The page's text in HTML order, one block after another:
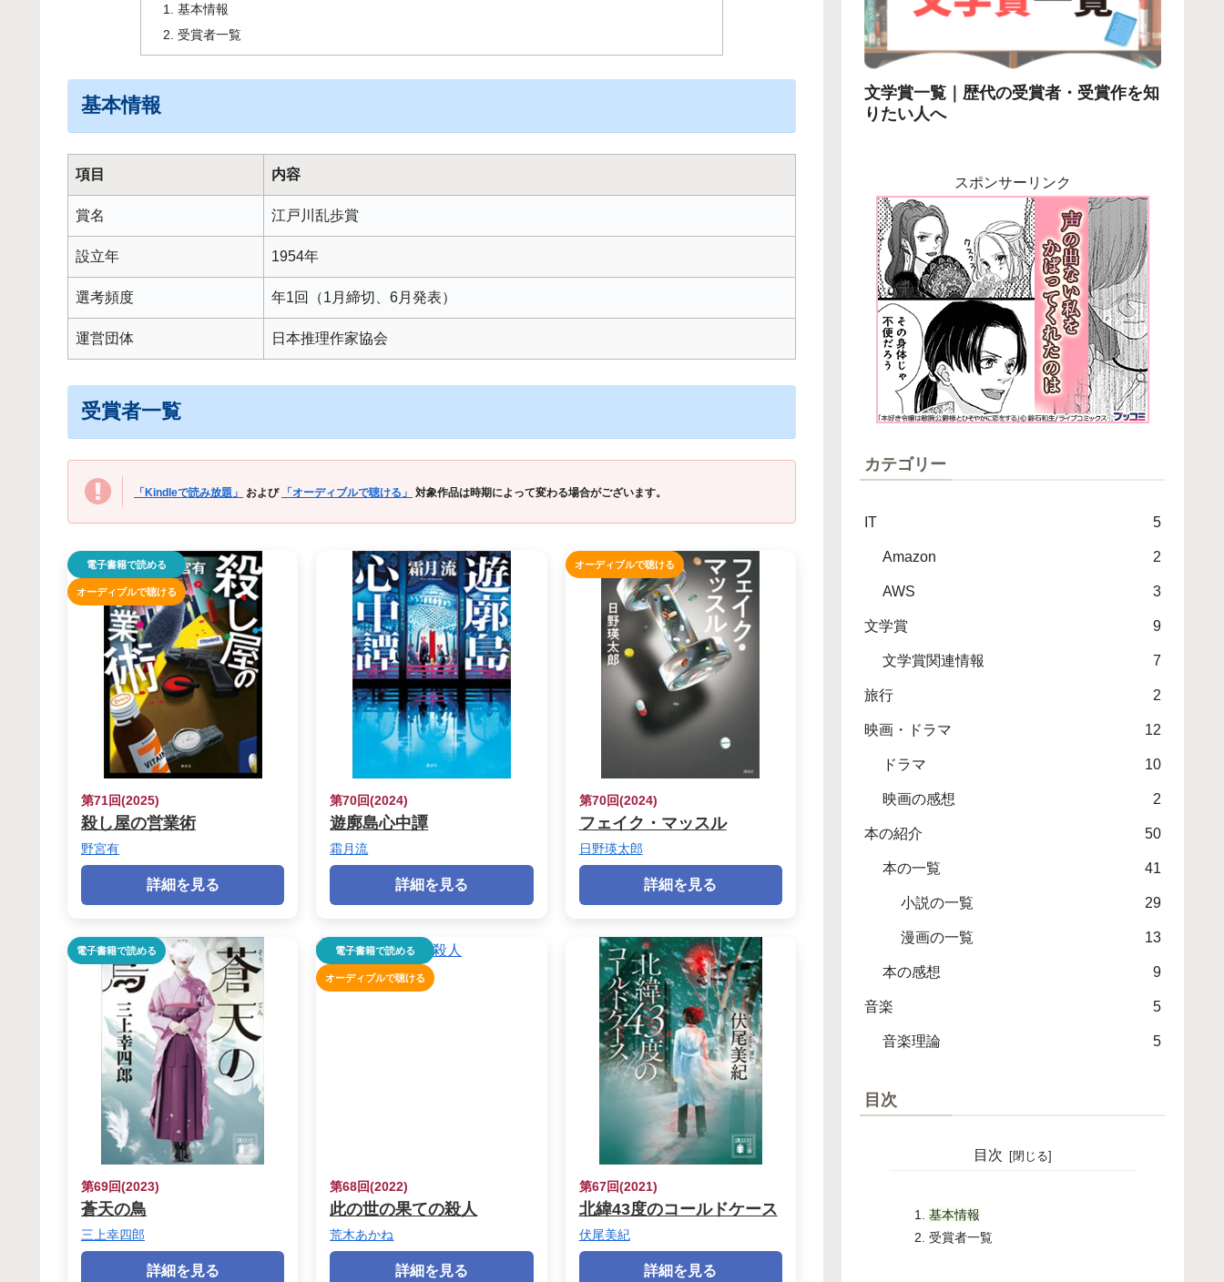
基本情報
受賞者一覧
基本情報
項目 内容
賞名 江戸川乱歩賞
設立年 1954年
選考頻度 年1回（1月締切、6月発表）
運営団体 日本推理作家協会
受賞者一覧
「Kindleで読み放題」 および 「オーディブルで聴ける」 対象作品は時期によって変わる場合がございます。
電子書籍で読める
オーディブルで聴ける
第71回(2025)
殺し屋の営業術
野宮有
詳細を見る
第70回(2024)
遊廓島心中譚
霜月流
詳細を見る
オーディブルで聴ける
第70回(2024)
フェイク・マッスル
日野瑛太郎
詳細を見る
電子書籍で読める
第69回(2023)
蒼天の鳥
三上幸四郎
詳細を見る
電子書籍で読める
オーディブルで聴ける
第68回(2022)
此の世の果ての殺人
荒木あかね
詳細を見る
第67回(2021)
北緯43度のコールドケース
伏尾美紀
詳細を見る
文学賞一覧｜歴代の受賞者・受賞作を知
りたい人へ
スポンサーリンク
カテゴリー
IT 5
Amazon 2
AWS 3
文学賞 9
文学賞関連情報 7
旅行 2
映画・ドラマ 12
ドラマ 10
映画の感想 2
本の紹介 50
本の一覧 41
小説の一覧 29
漫画の一覧 13
本の感想 9
音楽 5
音楽理論 5
目次
目次
基本情報
受賞者一覧